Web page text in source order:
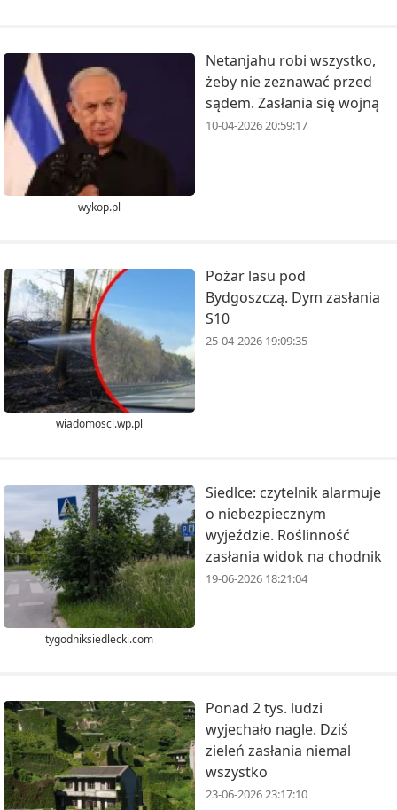
wykop.pl
Netanjahu robi wszystko,
żeby nie zeznawać przed
sądem. Zasłania się wojną
10-04-2026 20:59:17
wiadomosci.wp.pl
Pożar lasu pod
Bydgoszczą. Dym zasłania
S10
25-04-2026 19:09:35
tygodniksiedlecki.com
Siedlce: czytelnik alarmuje
o niebezpiecznym
wyjeździe. Roślinność
zasłania widok na chodnik
19-06-2026 18:21:04
Ponad 2 tys. ludzi
wyjechało nagle. Dziś
zieleń zasłania niemal
wszystko
23-06-2026 23:17:10